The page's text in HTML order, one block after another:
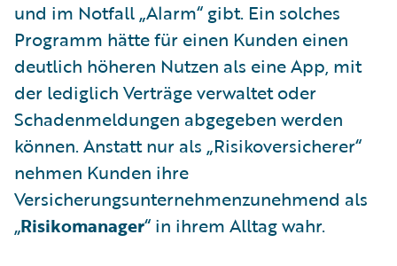
und im Notfall „Alarm“ gibt. Ein solches
Programm hätte für einen Kunden einen
deutlich höheren Nutzen als eine App, mit
der lediglich Verträge verwaltet oder
Schadenmeldungen abgegeben werden
können. Anstatt nur als „Risikoversicherer“
nehmen Kunden ihre
Versicherungsunternehmenzunehmend als
„Risikomanager“ in ihrem Alltag wahr.